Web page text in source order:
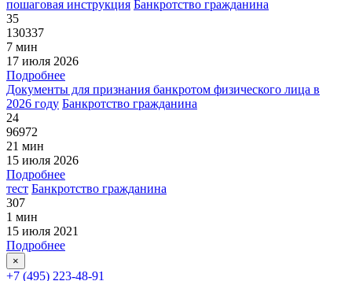
пошаговая инструкция Банкротство гражданина
35
130337
7 мин
17 июля 2026
Подробнее
Документы для признания банкротом физического лица в
2026 году Банкротство гражданина
24
96972
21 мин
15 июля 2026
Подробнее
тест Банкротство гражданина
307
1 мин
15 июля 2021
Подробнее
×
+7 (495) 223-48-91